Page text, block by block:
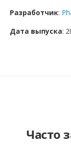
Разработчик:
Дата выпуска:
Часто